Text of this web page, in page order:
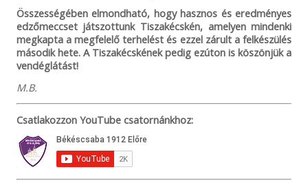
Összességében elmondható, hogy hasznos és eredményes
edzőmeccset játszottunk Tiszakécskén, amelyen mindenki
megkapta a megfelelő terhelést és ezzel zárult a felkészülés
második hete. A Tiszakécskének pedig ezúton is köszönjük a
vendéglátást!
M.B.
Csatlakozzon YouTube csatornánkhoz: